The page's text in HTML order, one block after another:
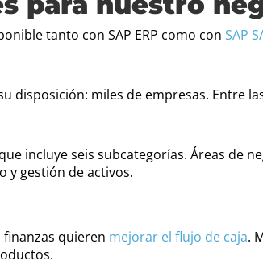
tanto con SAP ERP como con SAP
disposición: miles de empresas. Entre
incluye seis subcategorías. Áreas de
y gestión de activos.
quieren mejorar el flujo de caja.